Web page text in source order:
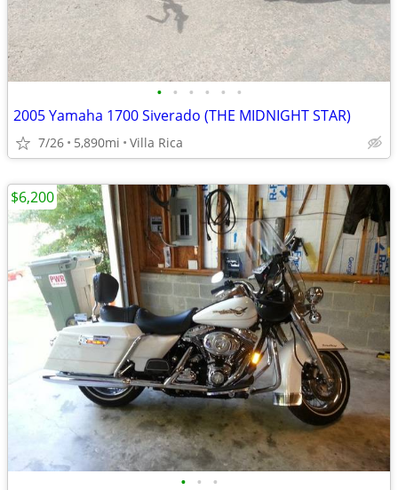
• • • • • •
2005 Yamaha 1700 Siverado (THE MIDNIGHT STAR)
7/26 5,890mi Villa Rica
• • •
$6,200